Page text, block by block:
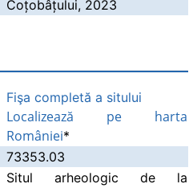
Coțobâțului, 2023
Fişa completă a sitului
Localizează pe harta
României*
73353.03
Situl arheologic de la